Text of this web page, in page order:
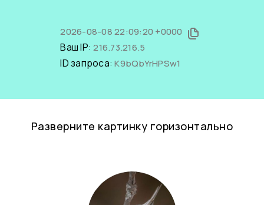
2026-08-08 22:09:20 +0000
Ваш IP:216.73.216.5
ID запроса:K9bQbYrHPSw1
Разверните картинку горизонтально